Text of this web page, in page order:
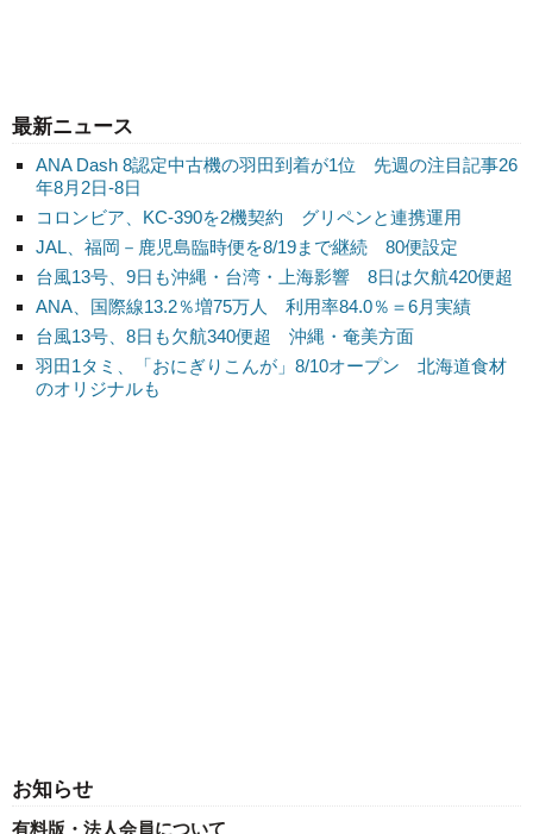
最新ニュース
ANA Dash 8認定中古機の羽田到着が1位 先週の注目記事26
年8月2日-8日
コロンビア、KC-390を2機契約 グリペンと連携運用
JAL、福岡－鹿児島臨時便を8/19まで継続 80便設定
台風13号、9日も沖縄・台湾・上海影響 8日は欠航420便超
ANA、国際線13.2％増75万人 利用率84.0％＝6月実績
台風13号、8日も欠航340便超 沖縄・奄美方面
羽田1タミ、「おにぎりこんが」8/10オープン 北海道食材
のオリジナルも
お知らせ
有料版・法人会員について